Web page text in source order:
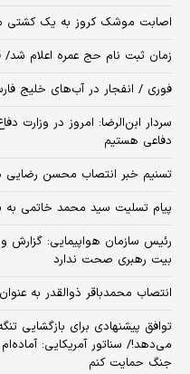
اصابت موشک کروز به یک کشتی
زمان ثبت‌ نام حج عمره اعلام
فوری / انفجار در آب‌های خلیج
سردار ابن‌الرضا: امروز در
دفاعی هستیم
تسنیم خبر انتصاب محسن رضایی
پیام تسلیت سید محمد خاتمی
بیت رهبری صحت ندارد
انتصاب محمدباقر ذوالقدر به
می‌دهد!/ سناتور آمریکایی:
جنگ حمایت کنم